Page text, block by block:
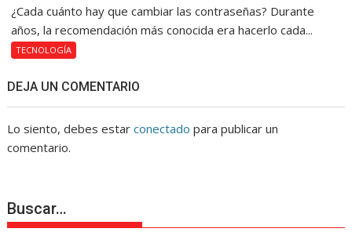
¿Cada cuánto hay que cambiar las contraseñas? Durante
años, la recomendación más conocida era hacerlo cada...
TECNOLOGÍA
DEJA UN COMENTARIO
Lo siento, debes estarconectado para publicar un
comentario.
Buscar…